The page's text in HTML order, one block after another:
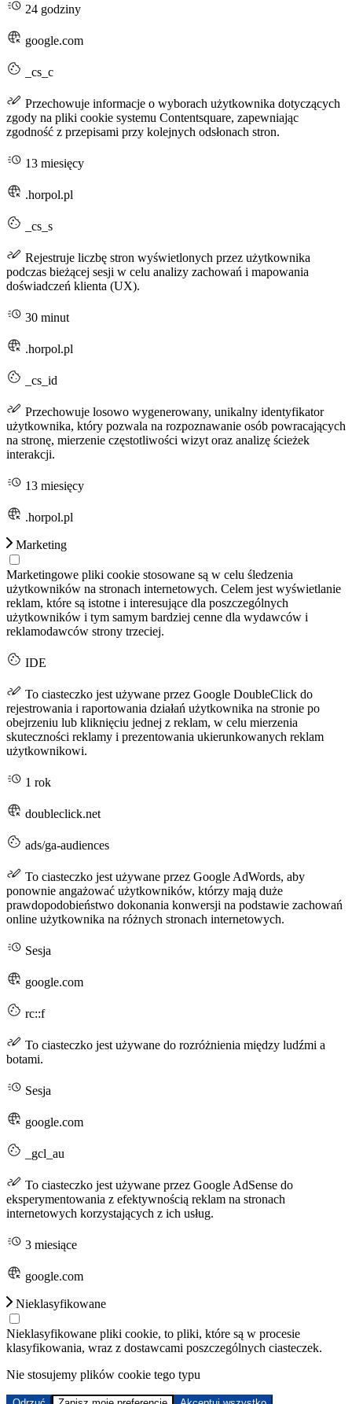
24 godziny
google.com
_cs_c
Przechowuje informacje o wyborach użytkownika dotyczących
zgody na pliki cookie systemu Contentsquare, zapewniając
zgodność z przepisami przy kolejnych odsłonach stron.
13 miesięcy
.horpol.pl
_cs_s
Rejestruje liczbę stron wyświetlonych przez użytkownika
podczas bieżącej sesji w celu analizy zachowań i mapowania
doświadczeń klienta (UX).
30 minut
.horpol.pl
_cs_id
Przechowuje losowo wygenerowany, unikalny identyfikator
użytkownika, który pozwala na rozpoznawanie osób powracających
na stronę, mierzenie częstotliwości wizyt oraz analizę ścieżek
interakcji.
13 miesięcy
.horpol.pl
Marketing
Marketingowe pliki cookie stosowane są w celu śledzenia
użytkowników na stronach internetowych. Celem jest wyświetlanie
reklam, które są istotne i interesujące dla poszczególnych
użytkowników i tym samym bardziej cenne dla wydawców i
reklamodawców strony trzeciej.
IDE
To ciasteczko jest używane przez Google DoubleClick do
rejestrowania i raportowania działań użytkownika na stronie po
obejrzeniu lub kliknięciu jednej z reklam, w celu mierzenia
skuteczności reklamy i prezentowania ukierunkowanych reklam
użytkownikowi.
1 rok
doubleclick.net
ads/ga-audiences
To ciasteczko jest używane przez Google AdWords, aby
ponownie angażować użytkowników, którzy mają duże
prawdopodobieństwo dokonania konwersji na podstawie zachowań
online użytkownika na różnych stronach internetowych.
Sesja
google.com
rc::f
To ciasteczko jest używane do rozróżnienia między ludźmi a
botami.
Sesja
google.com
_gcl_au
To ciasteczko jest używane przez Google AdSense do
eksperymentowania z efektywnością reklam na stronach
internetowych korzystających z ich usług.
3 miesiące
google.com
Nieklasyfikowane
Nieklasyfikowane pliki cookie, to pliki, które są w procesie
klasyfikowania, wraz z dostawcami poszczególnych ciasteczek.
Nie stosujemy plików cookie tego typu